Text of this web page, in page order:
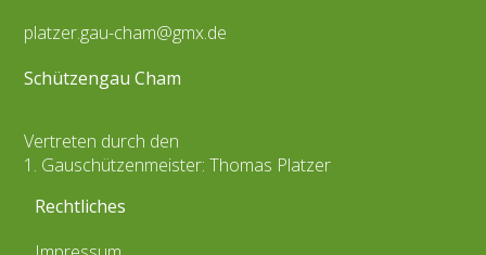
platzer.gau-cham@gmx.de
Schützengau Cham
Vertreten durch den
1. Gauschützenmeister: Thomas Platzer
Rechtliches